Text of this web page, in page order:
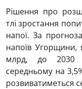
Рішення про
тлі зростання
напої. За
напоїв Угорщини,
млрд, до 2030
середньому на
розвиватиметься